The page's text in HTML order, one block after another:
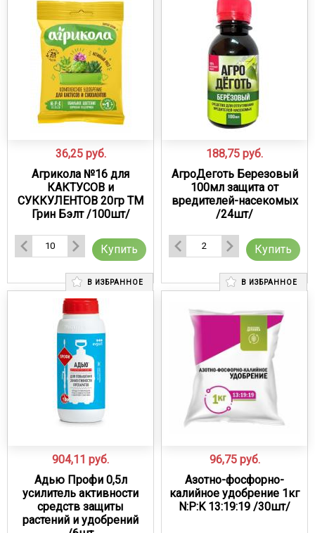
36,25 руб.
Агрикола №16 для
КАКТУСОВ и
СУККУЛЕНТОВ 20гр ТМ
Грин Бэлт /100шт/
Купить
188,75 руб.
АгроДеготь Березовый
100мл защита от
вредителей-насекомых
/24шт/
Купить
В ИЗБРАННОЕ
904,11 руб.
Адью Профи 0,5л
усилитель активности
средств защиты
растений и удобрений
В ИЗБРАННОЕ
96,75 руб.
Азотно-фосфорно-
калийное удобрение 1кг
N:P:K 13:19:19 /30шт/